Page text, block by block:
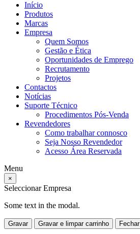
Início
Produtos
Marcas
Empresa
Quem Somos
Gestão e Ética
Oportunidades de Emprego
Recrutamento
Projetos
Contactos
Notícias
Suporte Técnico
Procedimentos Pós-Venda
Revendedores
Como trabalhar connosco
Seja Nosso Revendedor
Acesso Área Reservada
Menu
×
Seleccionar Empresa
Some text in the modal.
Gravar Gravar e limpar carrinho Fechar